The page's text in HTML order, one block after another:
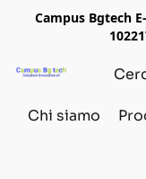
Campus Bgtech
Chi siamo